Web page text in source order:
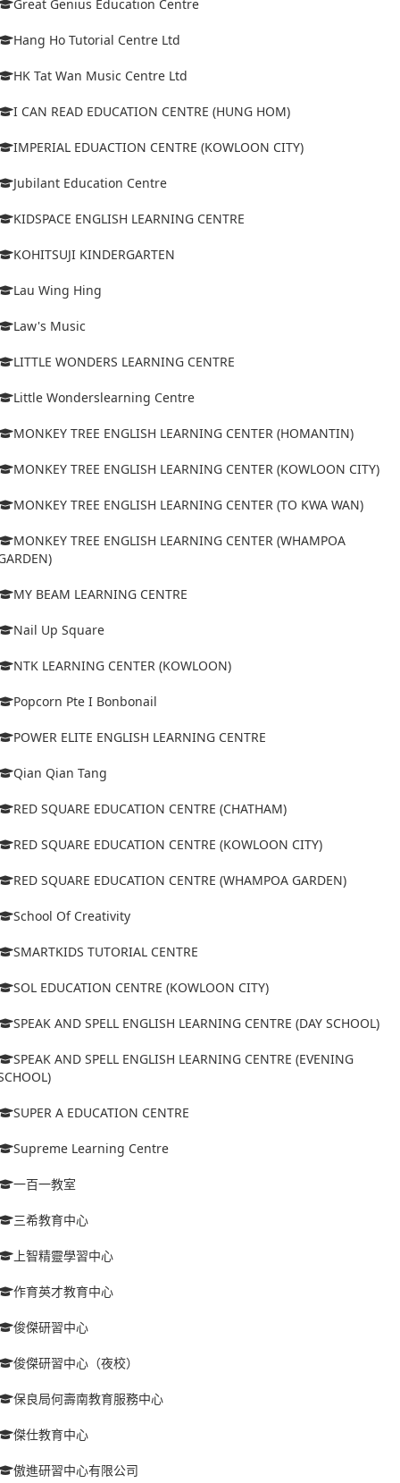
Great Genius Education Centre
Hang Ho Tutorial Centre Ltd
HK Tat Wan Music Centre Ltd
I CAN READ EDUCATION CENTRE (HUNG HOM)
IMPERIAL EDUACTION CENTRE (KOWLOON CITY)
Jubilant Education Centre
KIDSPACE ENGLISH LEARNING CENTRE
KOHITSUJI KINDERGARTEN
Lau Wing Hing
Law's Music
LITTLE WONDERS LEARNING CENTRE
Little Wonderslearning Centre
MONKEY TREE ENGLISH LEARNING CENTER (HOMANTIN)
MONKEY TREE ENGLISH LEARNING CENTER (KOWLOON CITY)
MONKEY TREE ENGLISH LEARNING CENTER (TO KWA WAN)
MONKEY TREE ENGLISH LEARNING CENTER (WHAMPOA
MY BEAM LEARNING CENTRE
Nail Up Square
NTK LEARNING CENTER (KOWLOON)
Popcorn Pte I Bonbonail
POWER ELITE ENGLISH LEARNING CENTRE
Qian Qian Tang
RED SQUARE EDUCATION CENTRE (CHATHAM)
RED SQUARE EDUCATION CENTRE (KOWLOON CITY)
RED SQUARE EDUCATION CENTRE (WHAMPOA GARDEN)
School Of Creativity
SMARTKIDS TUTORIAL CENTRE
SOL EDUCATION CENTRE (KOWLOON CITY)
SPEAK AND SPELL ENGLISH LEARNING CENTRE (DAY SCHOOL)
SPEAK AND SPELL ENGLISH LEARNING CENTRE (EVENING
SUPER A EDUCATION CENTRE
Supreme Learning Centre
一百一教室
三希教育中心
上智精靈學習中心
作育英才教育中心
俊傑研習中心
俊傑研習中心（夜校）
保良局何壽南教育服務中心
傑仕教育中心
傲進研習中心有限公司